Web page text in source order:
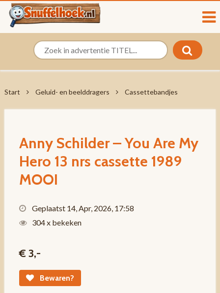
Start Geluid- en beelddragers Cassettebandjes
Anny Schilder – You Are My
Hero 13 nrs cassette 1989
MOOI
Geplaatst 14, Apr, 2026, 17:58
304 x bekeken
€ 3,-
Bewaren?